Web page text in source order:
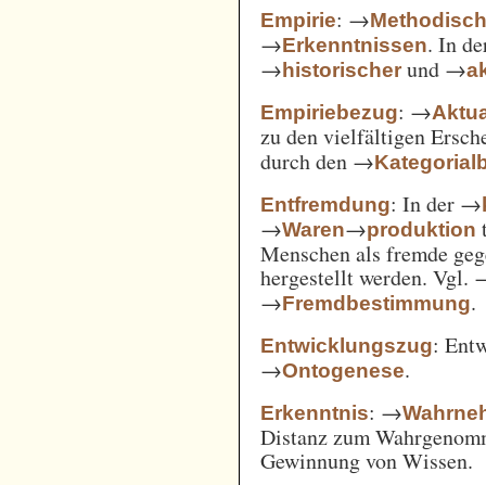
Empirie: →
→Erkenntnissen. In
→historischer und →
Empiriebezug: →
zu den vielfältigen
durch den →
Entfremdung: In der →
→Waren→produktion
Menschen als fremde
hergestellt werden. Vgl.
→Fremdbestimmung.
Entwicklungszug:
→Ontogenese.
Erkenntnis: →
Distanz zum
Gewinnung von Wissen.